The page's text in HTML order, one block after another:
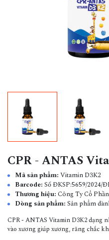
CPR - ANTAS
Mã sản phẩm: Vitamin D3K2
Barcode: Số ĐKSP:5659/2024/
Thương hiệu: Công Ty Cổ
Dòng sản phẩm: Sản phẩm
CPR - ANTAS Vitamin D3K2 dạng
vào xương giúp xương, răng chắc